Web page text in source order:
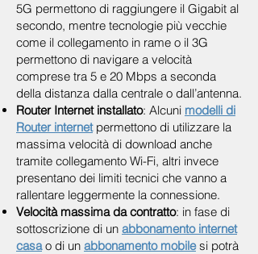
5G permettono di raggiungere il Gigabit al
secondo, mentre tecnologie più vecchie
come il collegamento in rame o il 3G
permettono di navigare a velocità
comprese tra 5 e 20 Mbps a seconda
della distanza dalla centrale o dall’antenna.
Router Internet installato: Alcuni modelli di
Router internetpermettono di utilizzare la
massima velocità di download anche
tramite collegamento Wi-Fi, altri invece
presentano dei limiti tecnici che vanno a
rallentare leggermente la connessione.
Velocità massima da contratto: in fase di
sottoscrizione di un abbonamento internet
casao di un abbonamento mobilesi potrà